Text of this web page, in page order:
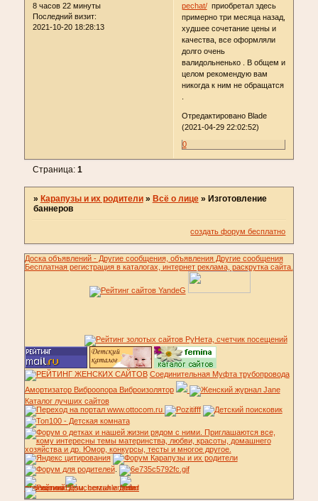
8 часов 22 минуты
Последний визит:
2021-10-20 18:28:13
pechat/приобретал здесь
примерно три месяца назад,
худшее сочетание цены и
качества, все оформляли
долго очень
валидольненько . В общем и
целом рекомендую вам
никогда к ним не обращатся
Отредактировано Blade
(2021-04-29 22:02:52)
0
Страница: 1
» Карапузы и их родители » Всё о лице » Изготовление
баннеров
создать форум бесплатно
Доска объявлений - Другие сообщения, объявления Другие сообщения
Бесплатная регистрация в каталогах, интернет реклама, раскрутка сайта.
Соединительная Муфта трубопровода
Амортизатор Виброопора Виброизолятор
Каталог лучших сайтов
.